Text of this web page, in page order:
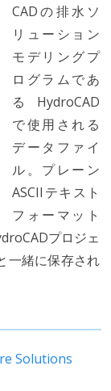
CADの排水ソ
リューション
モデリングプ
ログラムであ
るHydroCAD
で使用される
データファイ
ル。プレーン
ASCIIテキスト
フォーマット
プロジェ
一緒に保存され
Solutions